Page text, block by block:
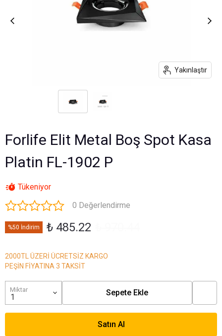
Yakınlaştır
Forlife Elit Metal Boş Spot Kasa
Platin FL-1902 P
Tükeniyor
0 Değerlendirme
%50 İndirim ₺ 485.22
2000TL ÜZERİ ÜCRETSİZ KARGO
PEŞİN FİYATINA 3 TAKSİT
Miktar Sepete Ekle
Satın Al